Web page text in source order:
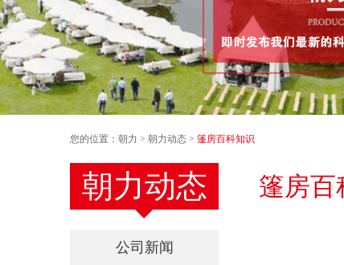
您的位置： 朝力 > 朝力动态 > 篷房百科知识
朝力动态
公司新闻
篷房百